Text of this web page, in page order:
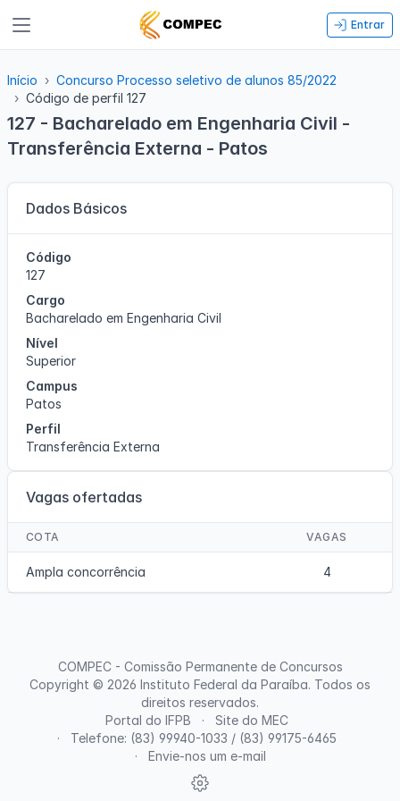
Entrar
Início
Concurso Processo seletivo de alunos 85/2022
Código de perfil 127
127 - Bacharelado em Engenharia Civil -
Transferência Externa - Patos
Dados Básicos
Código
127
Cargo
Bacharelado em Engenharia Civil
Nível
Superior
Campus
Patos
Perfil
Transferência Externa
Vagas ofertadas
COTA VAGAS
Ampla concorrência 4
Portal do IFPB
Site do MEC
Telefone: (83) 99940-1033 / (83) 99175-6465
Envie-nos um e-mail
COMPEC - Comissão Permanente de Concursos
Copyright © 2026 Instituto Federal da Paraíba. Todos os
direitos reservados.